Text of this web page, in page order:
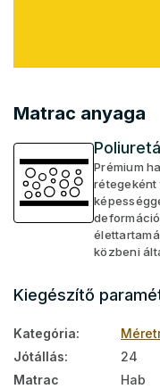
Matrac anyaga
Prémium
rétegeként
közbeni
Kiegészítő
Kategória:
Jótállás:
24
Matrac
Hab